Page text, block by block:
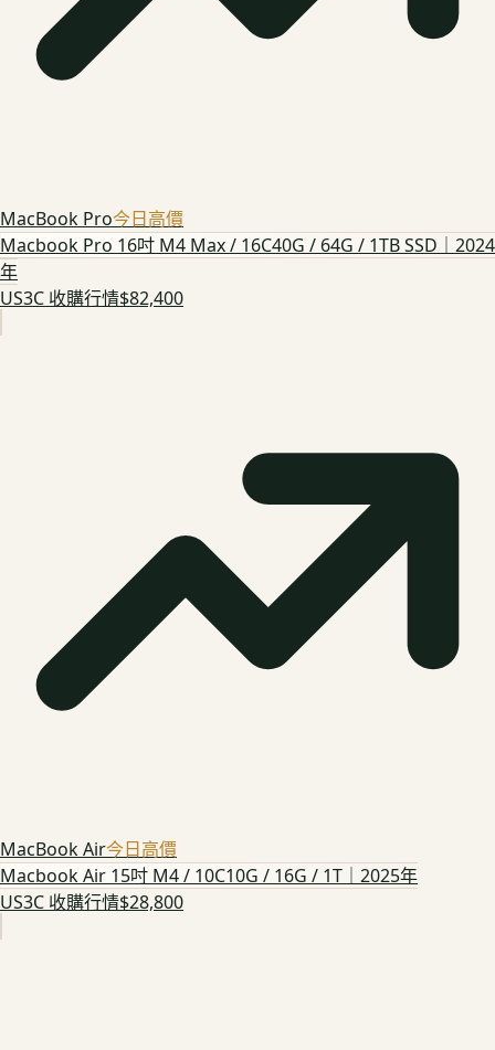
MacBook Pro今日高價
Macbook Pro 16吋 M4 Max / 16C40G / 64G / 1TB SSD｜2024
年
US3C 收購行情$82,400
MacBook Air今日高價
Macbook Air 15吋 M4 / 10C10G / 16G / 1T｜2025年
US3C 收購行情$28,800